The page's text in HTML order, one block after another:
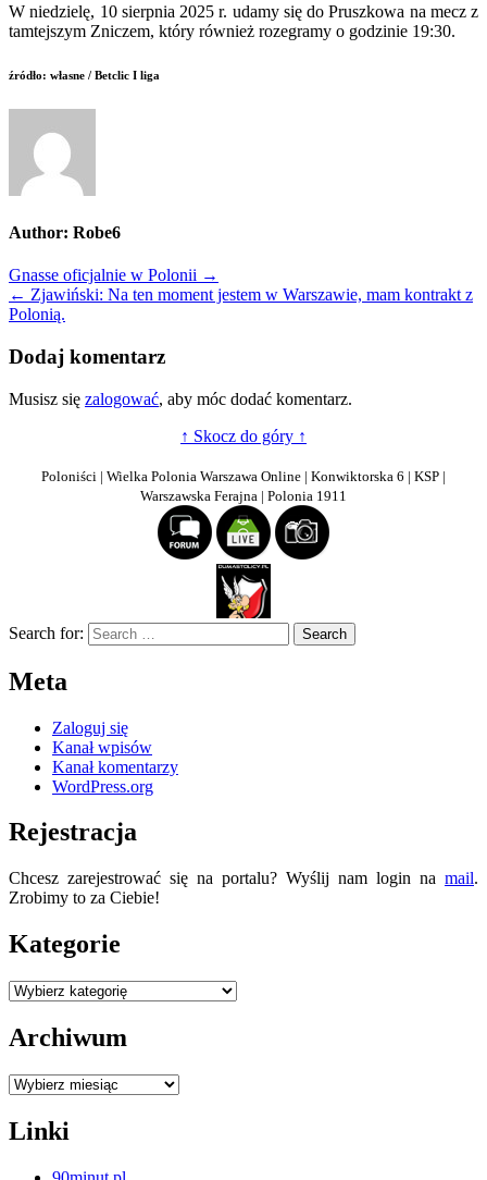
W niedzielę, 10 sierpnia 2025 r. udamy się do Pruszkowa na mecz z
tamtejszym Zniczem, który również rozegramy o godzinie 19:30.
źródło: własne / Betclic I liga
Author: Robe6
Nawigacja
wpisu
Gnasse oficjalnie w Polonii →
← Zjawiński: Na ten moment jestem w Warszawie, mam kontrakt z
Polonią.
Dodaj komentarz
Musisz się zalogować, aby móc dodać komentarz.
↑ Skocz do góry ↑
Poloniści | Wielka Polonia Warszawa Online | Konwiktorska 6 | KSP |
Warszawska Ferajna | Polonia 1911
Search for:
Meta
Zaloguj się
Kanał wpisów
Kanał komentarzy
WordPress.org
Rejestracja
Chcesz zarejestrować się na portalu? Wyślij nam login na mail.
Zrobimy to za Ciebie!
Kategorie
Kategorie
Archiwum
Archiwum
Linki